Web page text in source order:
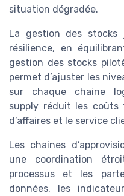
situation dégradée.
La gestion des
résilience, en
gestion des stocks
permet d’ajuster les
sur chaque chaine
supply réduit les
d’affaires et le service
Les chaines
une coordination
processus et les
données, les